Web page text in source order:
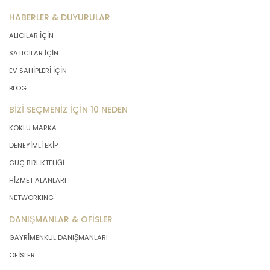
önce veri sahiplerinin bilgisine
sunmakla yükümlüdür. Kişisel veriler
belirtilen meşru ve hukuka uygun
amaçlar dışında işlenmeyecektir..
MASTERTURK FRANCHİSİNG
GAYRİMENKUL SATIŞ VE PAZARLAMA
A.Ş. kişisel verileri belirlenen
elverişli bir biçimde işleyecek ve
amacın gerçekleştirilmesi ile ilgili
kişisel verilerin işlenmesinden
kaçınacaktır.
HABERLER & DUYURULAR
ALICILAR İÇİN
SATICILAR İÇİN
EV SAHİPLERİ İÇİN
BLOG
BİZİ SEÇMENİZ İÇİN 10 NEDEN
KÖKLÜ MARKA
DENEYİMLİ EKİP
GÜÇ BİRLİKTELİĞİ
HİZMET ALANLARI
NETWORKING
DANIŞMANLAR & OFİSLER
GAYRİMENKUL DANIŞMANLARI
OFİSLER